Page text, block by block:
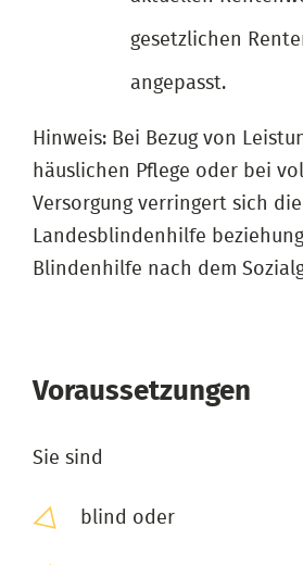
gesetzlichen
angepasst.
Hinweis: Bei Bezug von
häuslichen Pflege oder bei
Versorgung verringert sich die
Landesblindenhilfe
Blindenhilfe nach dem
Voraussetzungen
Sie sind
blind oder